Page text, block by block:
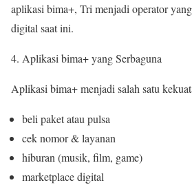
aplikasi bima+, Tri menjadi operator
digital saat ini.
Aplikasi bima+ yang Serbaguna
Aplikasi bima+ menjadi salah satu
beli paket atau pulsa
cek nomor & layanan
hiburan (musik, film, game)
marketplace digital